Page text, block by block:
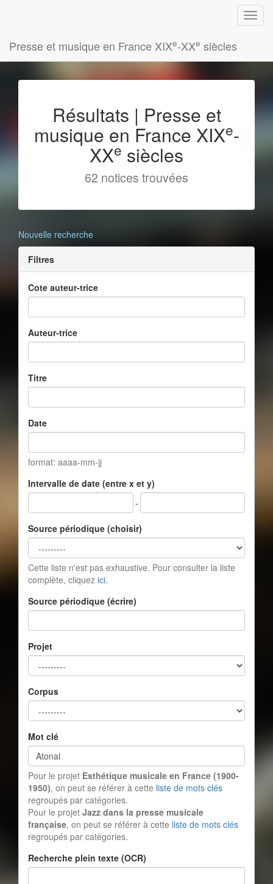
Presse et musique en France XIXe-XXe siècles
Résultats | Presse et
musique en France XIXe-
XXe siècles
62 notices trouvées
Nouvelle recherche
Filtres
Cote auteur-trice
Auteur-trice
Titre
Date
format: aaaa-mm-jj
Intervalle de date (entre x et y)
-
Source périodique (choisir)
Cette liste n'est pas exhaustive. Pour consulter la liste
complète, cliquez ici.
Source périodique (écrire)
Projet
Corpus
Mot clé
Pour le projet Esthétique musicale en France (1900-
1950), on peut se référer à cette liste de mots clés
regroupés par catégories.
Pour le projet Jazz dans la presse musicale
française, on peut se référer à cette liste de mots clés
regroupés par catégories.
Recherche plein texte (OCR)